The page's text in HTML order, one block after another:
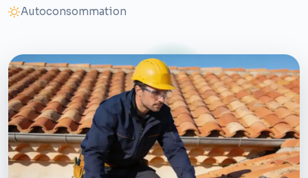
Autoconsommation